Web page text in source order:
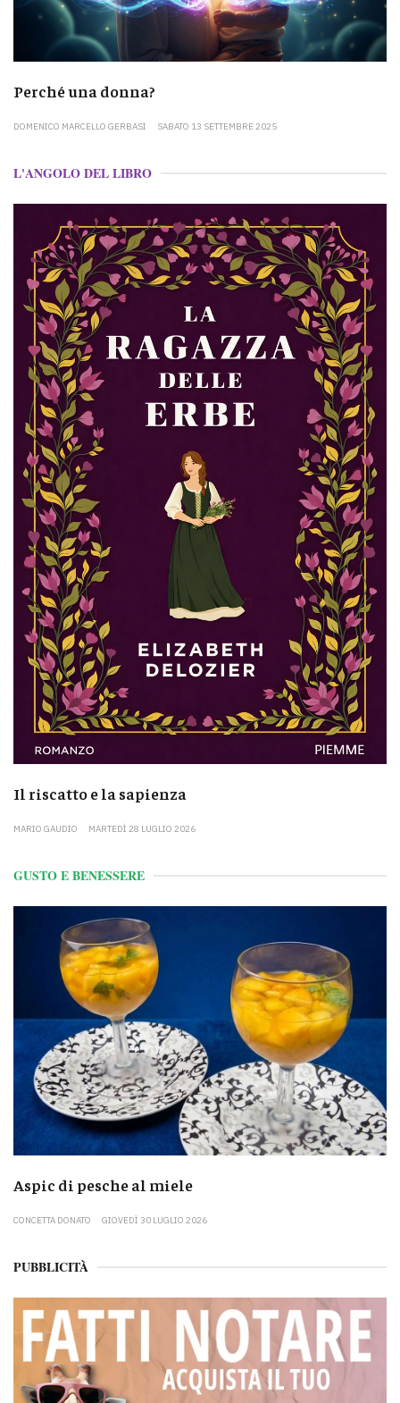
Perché una donna?
DOMENICO MARCELLO GERBASI SABATO 13 SETTEMBRE 2025
L'ANGOLO DEL LIBRO
Il riscatto e la sapienza
MARIO GAUDIO MARTEDÌ 28 LUGLIO 2026
GUSTO E BENESSERE
Aspic di pesche al miele
CONCETTA DONATO GIOVEDÌ 30 LUGLIO 2026
PUBBLICITÀ